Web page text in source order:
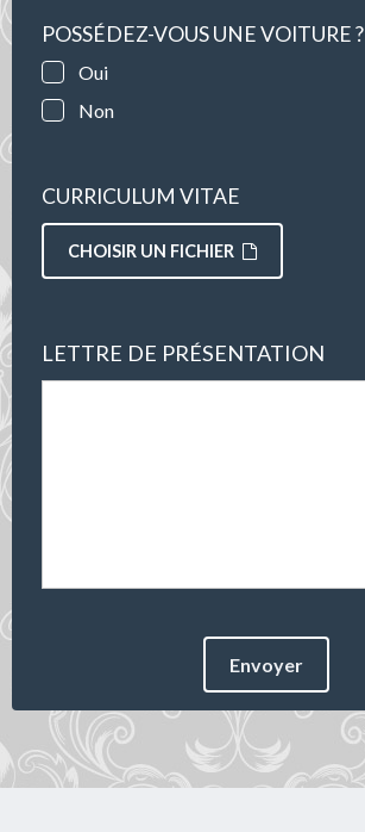
POSSÉDEZ-VOUS UNE VOITURE ?
Oui
Non
CURRICULUM VITAE
CHOISIR UN FICHIER
LETTRE DE PRÉSENTATION
Envoyer